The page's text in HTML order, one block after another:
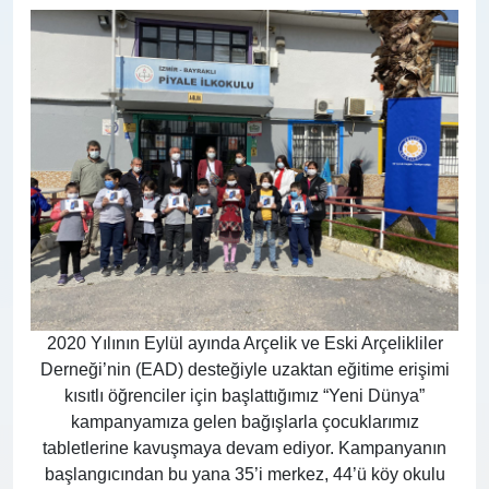
2020 Yılının Eylül ayında Arçelik ve Eski Arçelikliler
Derneği’nin (EAD) desteğiyle uzaktan eğitime erişimi
kısıtlı öğrenciler için başlattığımız “Yeni Dünya”
kampanyamıza gelen bağışlarla çocuklarımız
tabletlerine kavuşmaya devam ediyor. Kampanyanın
başlangıcından bu yana 35’i merkez, 44’ü köy okulu